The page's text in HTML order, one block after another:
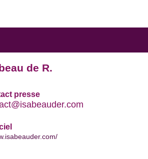
de R.
presse